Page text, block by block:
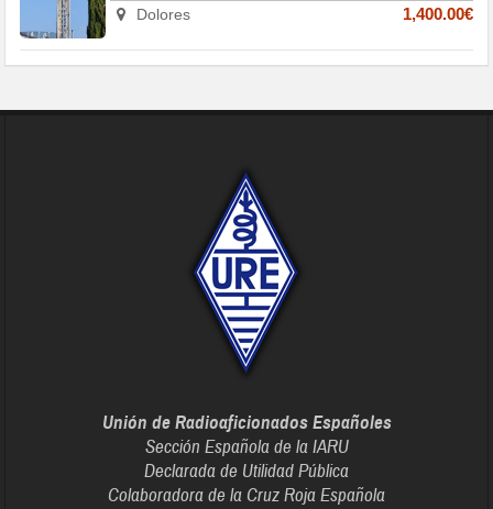
Dolores
1,400.00€
Unión de Radioaficionados Españoles
Sección Española de la IARU
Declarada de Utilidad Pública
Colaboradora de la Cruz Roja Española